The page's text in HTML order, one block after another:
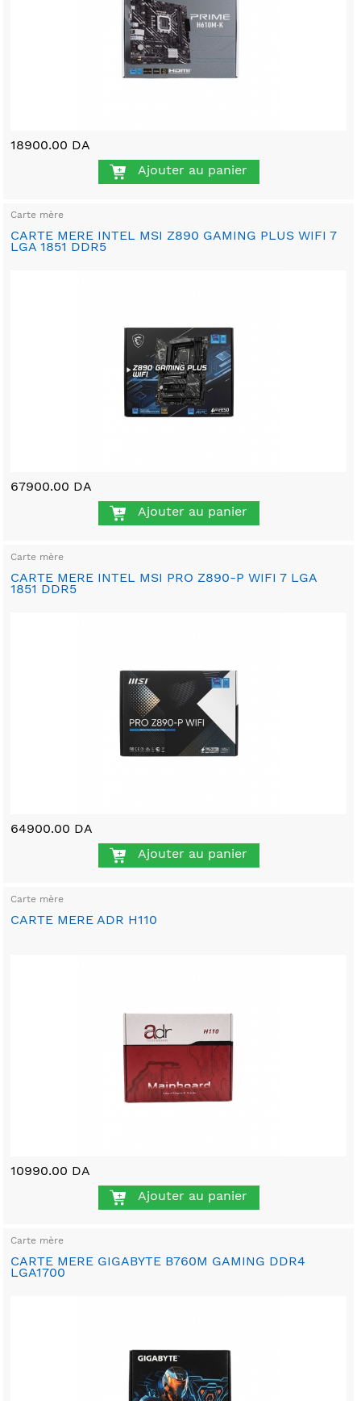
18900.00 DA
Ajouter au panier
Carte mère
CARTE MERE INTEL MSI Z890 GAMING PLUS WIFI 7
LGA 1851 DDR5
67900.00 DA
Ajouter au panier
Carte mère
CARTE MERE INTEL MSI PRO Z890-P WIFI 7 LGA
1851 DDR5
64900.00 DA
Ajouter au panier
Carte mère
CARTE MERE ADR H110
10990.00 DA
Ajouter au panier
Carte mère
CARTE MERE GIGABYTE B760M GAMING DDR4
LGA1700